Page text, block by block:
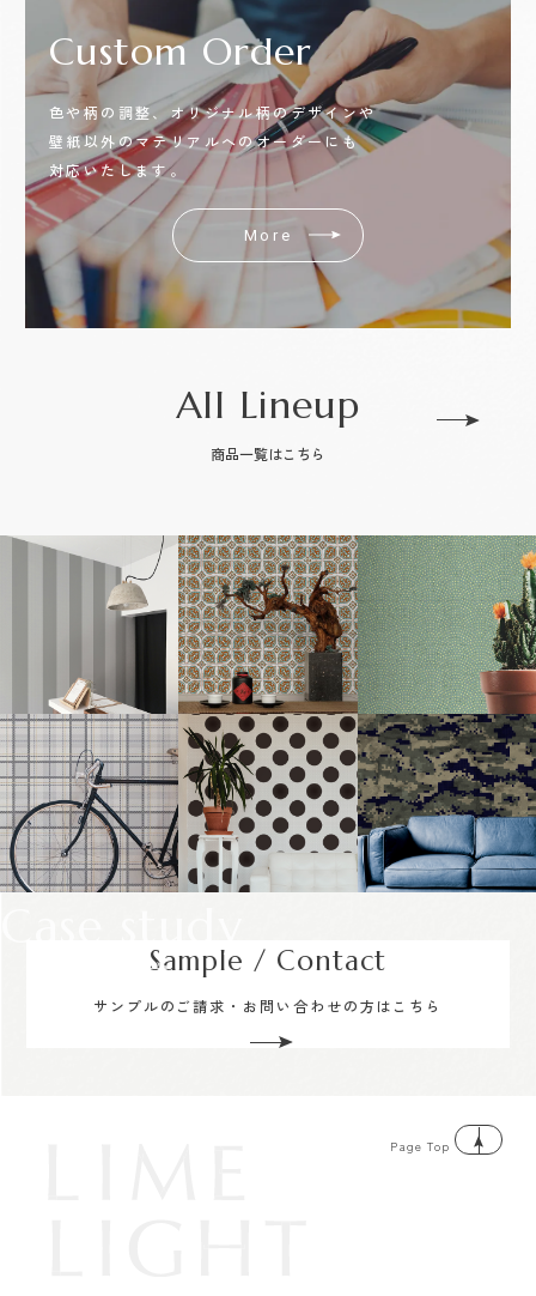
CustomOrder
色や柄の調整、オリジナル柄のデザインや
壁紙以外のマテリアルへのオーダーにも
対応いたします。
More
All Lineup
商品一覧はこちら
Sample / Contact
サンプルのご請求・お問い合わせの方はこちら
Page Top